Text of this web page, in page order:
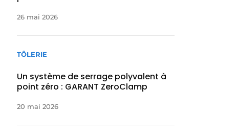
26 mai 2026
TÔLERIE
Un système de serrage polyvalent à
point zéro : GARANT ZeroClamp
20 mai 2026